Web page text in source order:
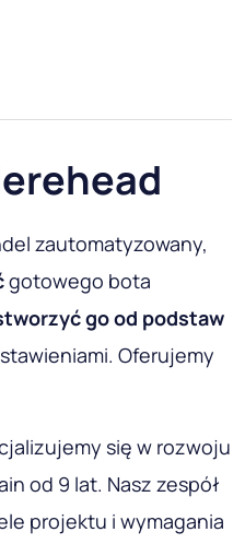
zautomatyzowany,
gotowego bota
go od podstaw
Oferujemy
się w rozwoju
od 9 lat. Nasz zespół
projektu i wymagania